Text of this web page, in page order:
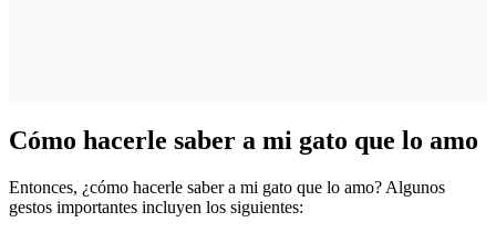
Cómo hacerle saber a mi gato que lo amo
Entonces, ¿cómo hacerle saber a mi gato que lo amo? Algunos
gestos importantes incluyen los siguientes: